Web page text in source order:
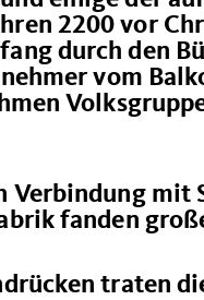
2200 vor
durch den
vom
Verbindung mit
fanden
traten